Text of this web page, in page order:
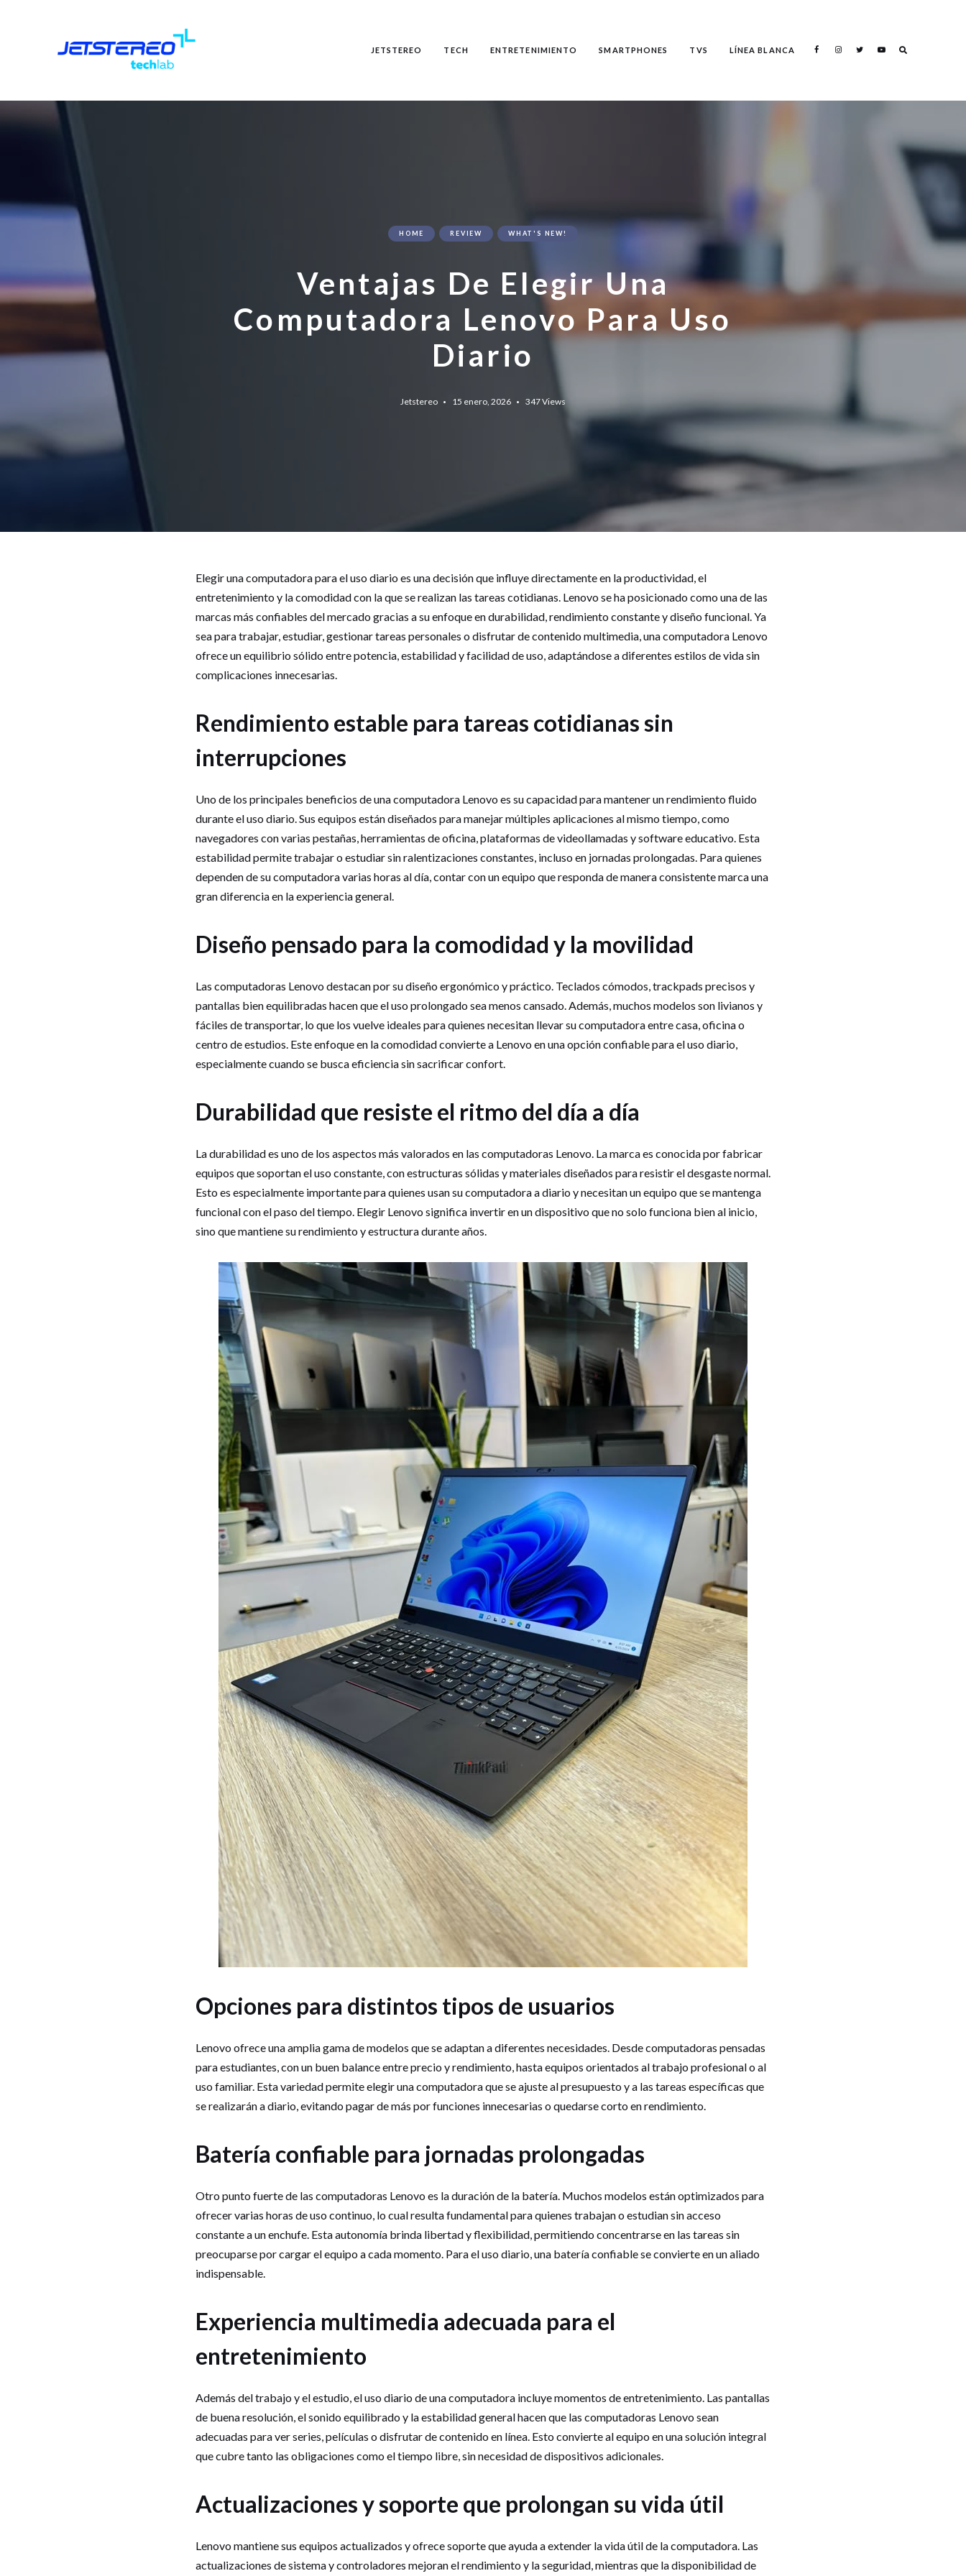
JETSTEREO TECH ENTRETENIMIENTO SMARTPHONES TVS LÍNEA BLANCA
HOME REVIEW WHAT'S NEW!
Ventajas De Elegir Una
Computadora Lenovo Para Uso
Diario
Jetstereo 15 enero, 2026 347Views
Elegir una computadora para el uso diario es una decisión que influye directamente en la productividad, el
entretenimiento y la comodidad con la que se realizan las tareas cotidianas. Lenovo se ha posicionado como una de las
marcas más confiables del mercado gracias a su enfoque en durabilidad, rendimiento constante y diseño funcional. Ya
sea para trabajar, estudiar, gestionar tareas personales o disfrutar de contenido multimedia, una computadora Lenovo
ofrece un equilibrio sólido entre potencia, estabilidad y facilidad de uso, adaptándose a diferentes estilos de vida sin
complicaciones innecesarias.
Rendimiento estable para tareas cotidianas sin
interrupciones
Uno de los principales beneficios de una computadora Lenovo es su capacidad para mantener un rendimiento fluido
durante el uso diario. Sus equipos están diseñados para manejar múltiples aplicaciones al mismo tiempo, como
navegadores con varias pestañas, herramientas de oficina, plataformas de videollamadas y software educativo. Esta
estabilidad permite trabajar o estudiar sin ralentizaciones constantes, incluso en jornadas prolongadas. Para quienes
dependen de su computadora varias horas al día, contar con un equipo que responda de manera consistente marca una
gran diferencia en la experiencia general.
Diseño pensado para la comodidad y la movilidad
Las computadoras Lenovo destacan por su diseño ergonómico y práctico. Teclados cómodos, trackpads precisos y
pantallas bien equilibradas hacen que el uso prolongado sea menos cansado. Además, muchos modelos son livianos y
fáciles de transportar, lo que los vuelve ideales para quienes necesitan llevar su computadora entre casa, oficina o
centro de estudios. Este enfoque en la comodidad convierte a Lenovo en una opción confiable para el uso diario,
especialmente cuando se busca eficiencia sin sacrificar confort.
Durabilidad que resiste el ritmo del día a día
La durabilidad es uno de los aspectos más valorados en las computadoras Lenovo. La marca es conocida por fabricar
equipos que soportan el uso constante, con estructuras sólidas y materiales diseñados para resistir el desgaste normal.
Esto es especialmente importante para quienes usan su computadora a diario y necesitan un equipo que se mantenga
funcional con el paso del tiempo. Elegir Lenovo significa invertir en un dispositivo que no solo funciona bien al inicio,
sino que mantiene su rendimiento y estructura durante años.
Opciones para distintos tipos de usuarios
Lenovo ofrece una amplia gama de modelos que se adaptan a diferentes necesidades. Desde computadoras pensadas
para estudiantes, con un buen balance entre precio y rendimiento, hasta equipos orientados al trabajo profesional o al
uso familiar. Esta variedad permite elegir una computadora que se ajuste al presupuesto y a las tareas específicas que
se realizarán a diario, evitando pagar de más por funciones innecesarias o quedarse corto en rendimiento.
Batería confiable para jornadas prolongadas
Otro punto fuerte de las computadoras Lenovo es la duración de la batería. Muchos modelos están optimizados para
ofrecer varias horas de uso continuo, lo cual resulta fundamental para quienes trabajan o estudian sin acceso
constante a un enchufe. Esta autonomía brinda libertad y flexibilidad, permitiendo concentrarse en las tareas sin
preocuparse por cargar el equipo a cada momento. Para el uso diario, una batería confiable se convierte en un aliado
indispensable.
Experiencia multimedia adecuada para el
entretenimiento
Además del trabajo y el estudio, el uso diario de una computadora incluye momentos de entretenimiento. Las pantallas
de buena resolución, el sonido equilibrado y la estabilidad general hacen que las computadoras Lenovo sean
adecuadas para ver series, películas o disfrutar de contenido en línea. Esto convierte al equipo en una solución integral
que cubre tanto las obligaciones como el tiempo libre, sin necesidad de dispositivos adicionales.
Actualizaciones y soporte que prolongan su vida útil
Lenovo mantiene sus equipos actualizados y ofrece soporte que ayuda a extender la vida útil de la computadora. Las
actualizaciones de sistema y controladores mejoran el rendimiento y la seguridad, mientras que la disponibilidad de